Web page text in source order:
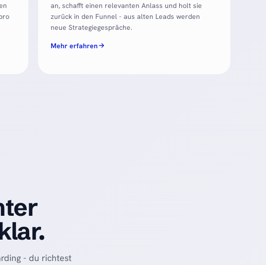
an, schafft einen relevanten Anlass und holt sie
zurück in den Funnel - aus alten Leads werden
neue Strategiegespräche.
Mehr erfahren
- du richtest